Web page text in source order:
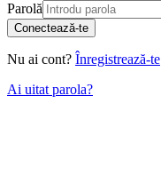
Parolă
Conectează-te
Nu ai cont? Înregistrează-te
Ai uitat parola?